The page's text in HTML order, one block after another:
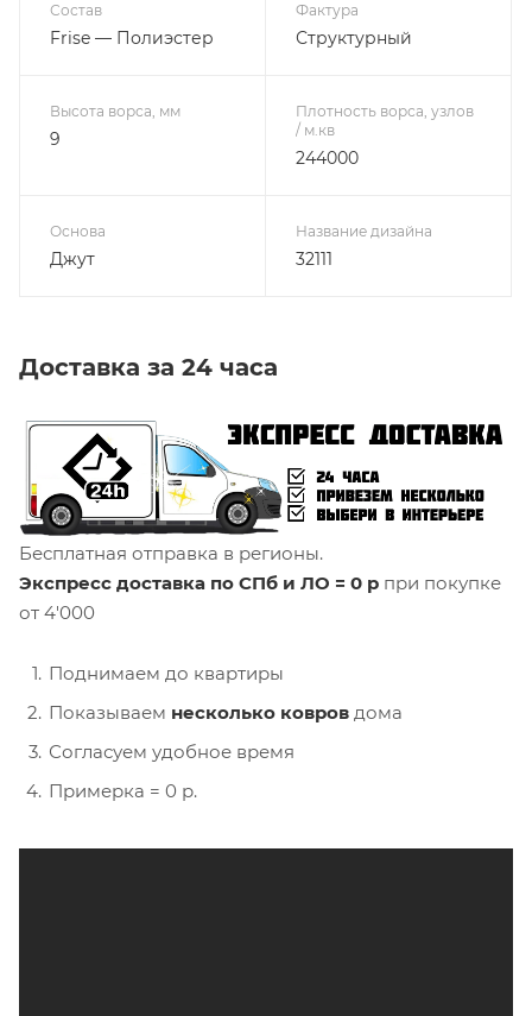
Состав
Frise — Полиэстер
Фактура
Структурный
Высота ворса, мм
9
Плотность ворса, узлов
/ м.кв
244000
Основа
Джут
Название дизайна
32111
Доставка за 24 часа
Бесплатная отправка в регионы.
Экспресс доставка по СПб и ЛО = 0 р при покупке
от 4'000
Поднимаем до квартиры
Показываем несколько ковров дома
Согласуем удобное время
Примерка = 0 р.